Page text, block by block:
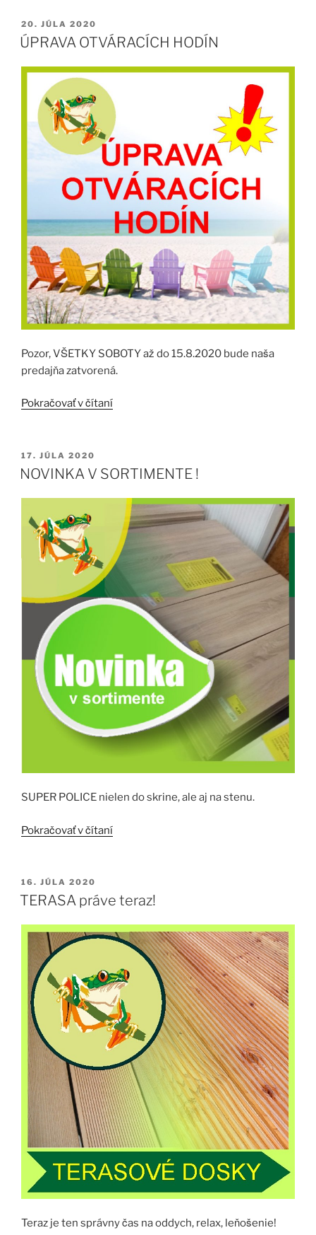
PUBLIKOVANÉ
20. JÚLA 2020
ÚPRAVA OTVÁRACÍCH HODÍN
Pozor, VŠETKY SOBOTY až do 15.8.2020 bude naša
predajňa zatvorená.
Pokračovať v čítaní„ÚPRAVA
PUBLIKOVANÉ
17. JÚLA 2020
NOVINKA V SORTIMENTE !
SUPER POLICE nielen do skrine, ale aj na stenu.
Pokračovať v čítaní„NOVINKA
PUBLIKOVANÉ
16. JÚLA 2020
TERASA práve teraz!
Teraz je ten správny čas na oddych, relax, leňošenie!